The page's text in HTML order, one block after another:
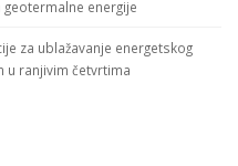
energije
za ublažavanje energetskog
u ranjivim četvrtima